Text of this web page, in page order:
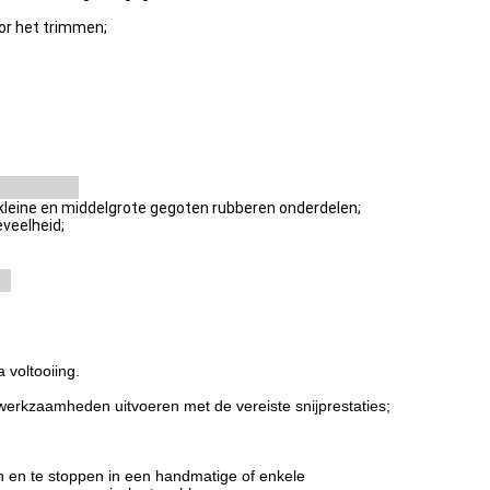
het trimmen;
en middelgrote gegoten rubberen onderdelen;
voltooiing.
uitvoeren met de vereiste snijprestaties;
te stoppen in een handmatige of enkele